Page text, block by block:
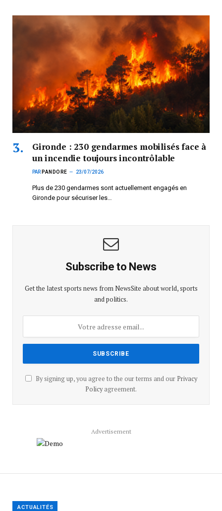
Gironde : 230 gendarmes mobilisés face à
un incendie toujours incontrôlable
PAR PANDORE 23/07/2026
Plus de 230 gendarmes sont actuellement engagés en
Gironde pour sécuriser les…
Subscribe to News
Get the latest sports news from NewsSite about world, sports
and politics.
By signing up, you agree to the our terms and our Privacy
Policyagreement.
Advertisement
ACTUALITÉS